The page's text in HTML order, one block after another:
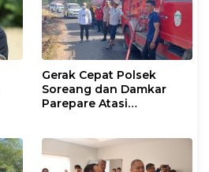
Gerak Cepat Polsek
Soreang dan Damkar
Parepare Atasi